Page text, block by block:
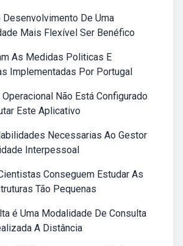
Desenvolvimento De Uma
Mais Flexível Ser Benéfico
As Medidas Politicas E
Implementadas Por Portugal
Não Está Configurado
Este Aplicativo
Necessarias Ao Gestor
Interpessoal
Conseguem Estudar As
Tão Pequenas
é Uma Modalidade De Consulta
A Distância